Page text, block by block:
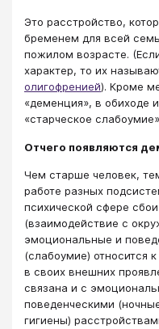
Это расстройство,
бременем для всей
пожилом возрасте.
характер, то их
олигофренией). Кроме
«деменция», в обиходе
«старческое
Отчего появляются
Чем старше человек,
работе разных
психической сфере
(взаимодействие с
эмоциональные и
(слабоумие) относится
в своих внешних
связана и с
поведенческими
гигиены)